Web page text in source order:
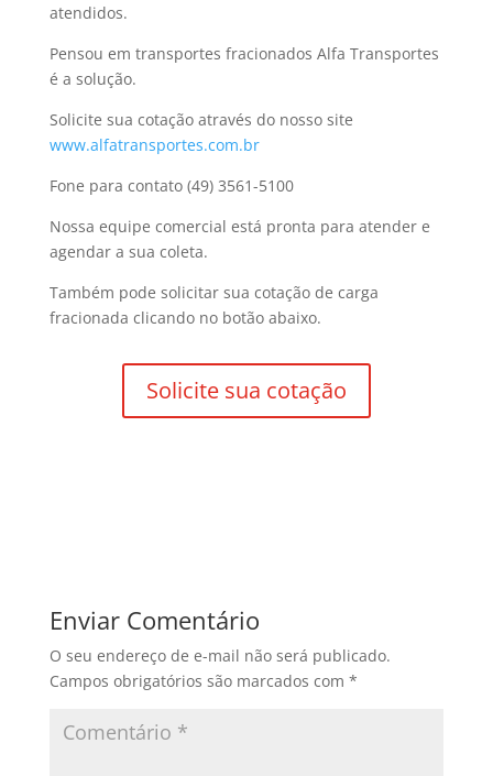
atendidos.
Pensou em transportes fracionados Alfa Transportes
é a solução.
Solicite sua cotação através do nosso site
www.alfatransportes.com.br
Fone para contato (49) 3561-5100
Nossa equipe comercial está pronta para atender e
agendar a sua coleta.
Também pode solicitar sua cotação de carga
fracionada clicando no botão abaixo.
Solicite sua cotação
Enviar Comentário
O seu endereço de e-mail não será publicado.
Campos obrigatórios são marcados com *